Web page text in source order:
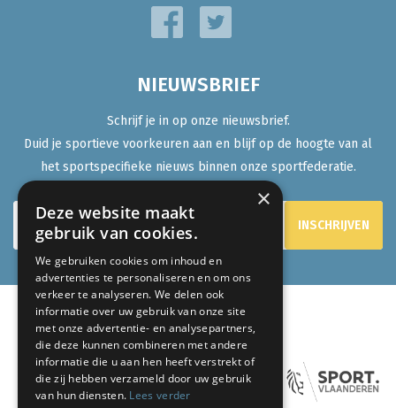
NIEUWSBRIEF
Schrijf je in op onze nieuwsbrief.
Duid je sportieve voorkeuren aan en blijf op de hoogte van al
het sportspecifieke nieuws binnen onze sportfederatie.
ONZE PARTNERS:
×
Deze website maakt
gebruik van cookies.
We gebruiken cookies om inhoud en
advertenties te personaliseren en om ons
verkeer te analyseren. We delen ook
informatie over uw gebruik van onze site
met onze advertentie- en analysepartners,
die deze kunnen combineren met andere
informatie die u aan hen heeft verstrekt of
die zij hebben verzameld door uw gebruik
van hun diensten. Lees verder